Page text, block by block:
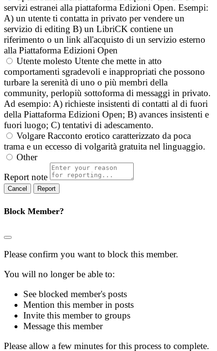
servizi estranei alla piattaforma Edizioni Open. Esempi:
A) un utente ti contatta in privato per vendere un
servizio di editing B) un LibriCK contiene un
riferimento o un link all'acquisto di un servizio esterno
alla Piattaforma Edizioni Open
Utente molesto Utente che mette in atto
comportamenti sgradevoli e inappropriati che possono
turbare la serenità di uno o più membri della
community, perlopiù sottoforma di messaggi in privato.
Ad esempio: A) richieste insistenti di contatti al di fuori
della Piattaforma Edizioni Open; B) avances insistenti e
fuori luogo; C) tentativi di adescamento.
Volgare Racconto erotico caratterizzato da poca
trama e un eccesso di volgarità gratuita nel linguaggio.
Other
Report note
Report
Block Member?
Please confirm you want to block this member.
You will no longer be able to:
See blocked member's posts
Mention this member in posts
Invite this member to groups
Message this member
Please allow a few minutes for this process to complete.